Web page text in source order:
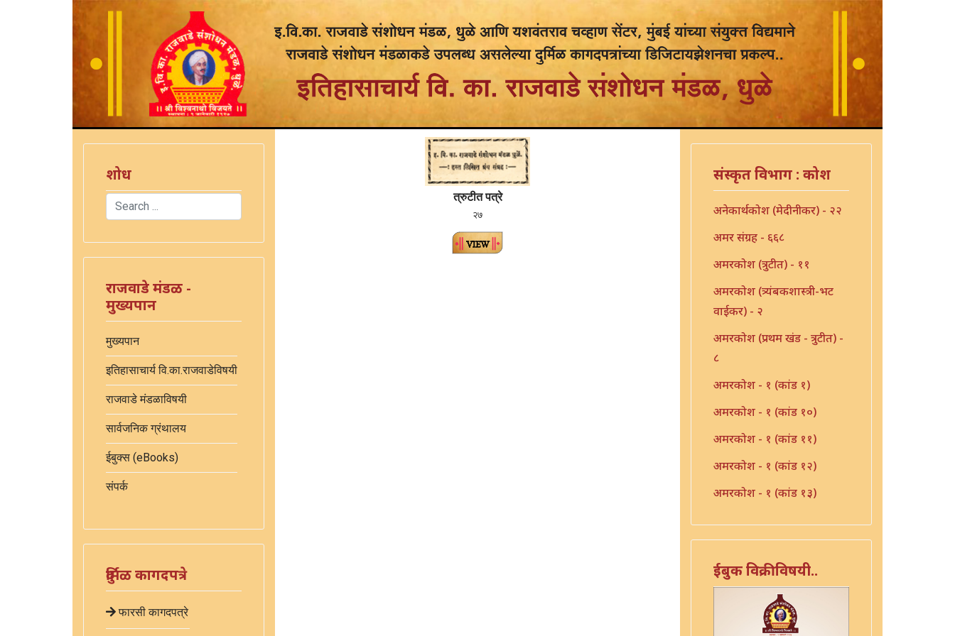
शोध
Search
राजवाडे मंडळ -
मुख्यपान
मुख्यपान
इतिहासाचार्य वि.का.राजवाडेविषयी
राजवाडे मंडळाविषयी
सार्वजनिक ग्रंथालय
ईबुक्स (eBooks)
संपर्क
दुर्मिळ कागदपत्रे
फारसी कागदपत्रे
त्रुटीत पत्रे
२७
संस्कृत विभाग : कोश
अनेकार्थकोश (मेदीनीकर) - २२
अमर संग्रह - ६६८
अमरकोश (त्रुटीत) - ११
अमरकोश (त्र्यंबकशास्त्री-भट
वाईकर) - २
अमरकोश (प्रथम खंड - त्रुटीत) -
८
अमरकोश - १ (कांड १)
अमरकोश - १ (कांड १०)
अमरकोश - १ (कांड ११)
अमरकोश - १ (कांड १२)
अमरकोश - १ (कांड १३)
अमरकोश - १ (कांड ४)
अमरकोश - १ (कांड ५)
अमरकोश - १ (कांड ६)
ईबुक विक्रीविषयी..